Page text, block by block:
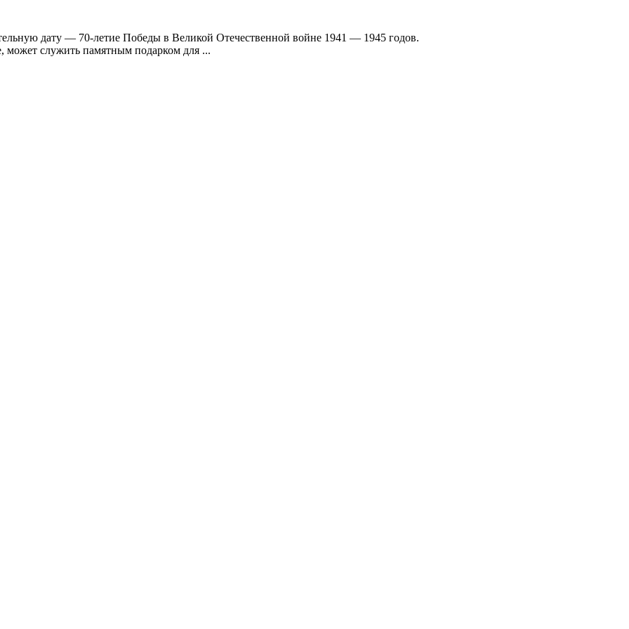
дату — 70-летие Победы в Великой Отечественной войне 1941 — 1945 годов.
может служить памятным подарком для ...